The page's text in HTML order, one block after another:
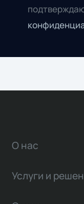
О нас
Услуги и